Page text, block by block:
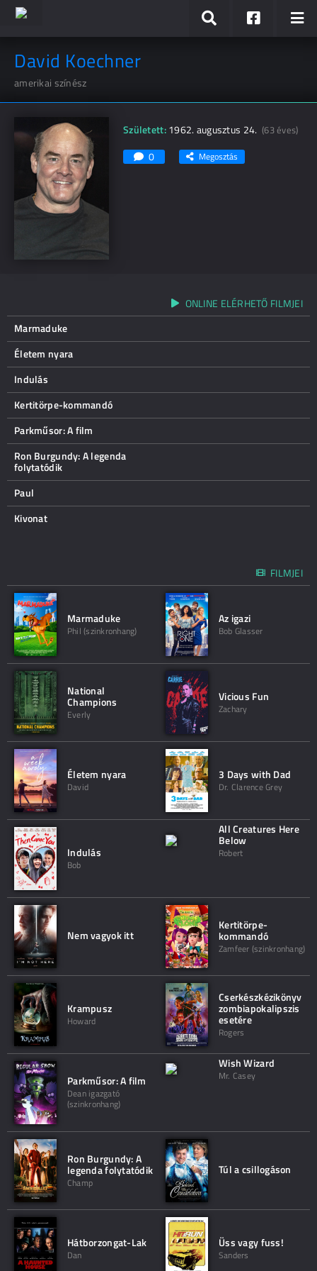
David Koechner
amerikai színész
Született:1962. augusztus 24. (63 éves)
0 Megosztás
ONLINE ELÉRHETŐ FILMJEI
Marmaduke
Életem nyara
Indulás
Kertitörpe-kommandó
Parkműsor: A film
Ron Burgundy: A legenda
folytatódik
Paul
Kivonat
FILMJEI
Marmaduke
Phil (szinkronhang)
Az igazi
Bob Glasser
National
Champions
Everly
Vicious Fun
Zachary
Életem nyara
David
3 Days with Dad
Dr. Clarence Grey
Indulás
Bob
All Creatures Here
Below
Robert
Nem vagyok itt
Kertitörpe-
kommandó
Zamfeer (szinkronhang)
Krampusz
Howard
Cserkészkézikönyv
zombiapokalipszis
esetére
Rogers
Parkműsor: A film
Dean igazgató
(szinkronhang)
Wish Wizard
Mr. Casey
Ron Burgundy: A
legenda folytatódik
Champ
Túl a csillogáson
Hátborzongat-Lak
Dan
Üss vagy fuss!
Sanders